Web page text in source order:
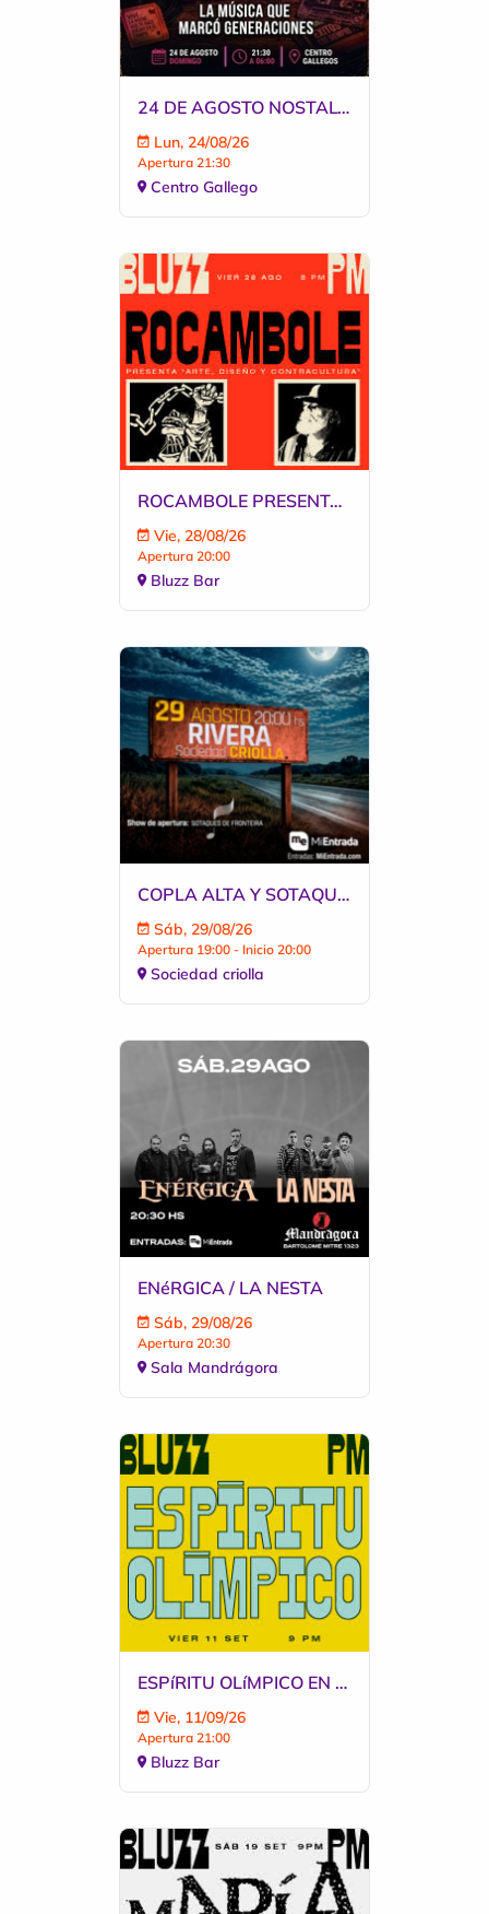
24 DE AGOSTO NOSTALGIA 2026 | LA DE ANTES
Lun, 24/08/26
Apertura 21:30
Centro Gallego
ROCAMBOLE PRESENTA ARTE, DISEñO Y CONTRACULTURA EN BLUZZ
Vie, 28/08/26
Apertura 20:00
Bluzz Bar
COPLA ALTA Y SOTAQUES DE FRONTEIRA
Sáb, 29/08/26
Apertura 19:00 - Inicio 20:00
Sociedad criolla
ENéRGICA / LA NESTA
Sáb, 29/08/26
Apertura 20:30
Sala Mandrágora
ESPíRITU OLíMPICO EN BLUZZ
Vie, 11/09/26
Apertura 21:00
Bluzz Bar